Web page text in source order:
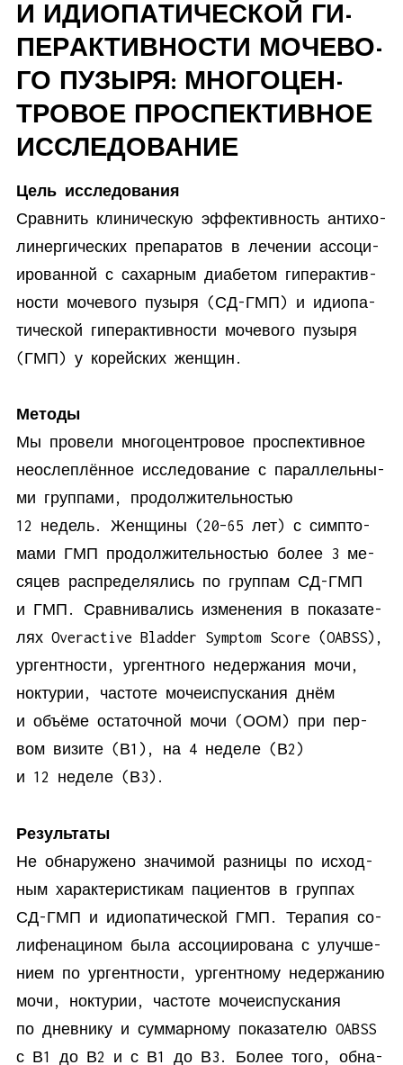
И ИДИО­ПА­ТИ­ЧЕ­СКОЙ ГИ­
ПЕ­Р­АК­ТИВ­НО­СТИ МО­ЧЕ­ВО­
ГО ПУ­ЗЫ­РЯ: МНО­ГО­ЦЕН­
ТРО­ВОЕ ПРО­СПЕК­ТИВ­НОЕ
ИС­СЛЕ­ДО­ВАНИЕ
Цель ис­сле­до­вания
Срав­нить кли­ни­че­скую эф­фек­тив­ность ан­ти­хо­
ли­нер­ги­че­ских пре­па­ра­тов в ле­че­нии ас­со­ци­
и­ро­ван­ной с са­хар­ным диа­бе­том ги­пе­р­ак­тив­
но­сти мо­че­во­го пу­зы­ря (СД-ГМП) и идио­па­
ти­че­ской ги­пе­р­ак­тив­но­сти мо­че­во­го пу­зы­ря
(ГМП) у ко­рей­ских женщин.
Методы
Мы про­ве­ли мно­го­цен­тро­вое про­спек­тив­ное
неослеп­лён­ное ис­сле­до­ва­ние с па­рал­лель­ны­
ми груп­па­ми, про­дол­жи­тель­но­стью
12 недель. Жен­щи­ны (20–65 лет) с симп­то­
ма­ми ГМП про­дол­жи­тель­но­стью бо­лее 3 ме­
ся­цев рас­пре­де­ля­лись по груп­пам СД-ГМП
и ГМП. Срав­ни­ва­лись из­ме­не­ния в по­ка­за­те­
лях Overactive Bladder Symptom Score (OABSS),
ур­гент­но­сти, ур­гент­но­го недер­жа­ния мо­чи,
нок­ту­рии, ча­сто­те мо­че­ис­пус­ка­ния днём
и объ­ё­ме оста­точ­ной мо­чи (ООМ) при пер­
вом ви­зи­те (В1), на 4 неде­ле (В2)
и 12 неде­ле (В3).
Ре­зультаты
Не об­на­ру­же­но зна­чи­мой раз­ни­цы по ис­ход­
ным ха­рак­те­ри­сти­кам па­ци­ен­тов в груп­пах
СД-ГМП и идио­па­ти­че­ской ГМП. Те­ра­пия со­
ли­фе­на­ци­ном бы­ла ас­со­ци­и­ро­ва­на с улуч­ше­
ни­ем по ур­гент­но­сти, ур­гент­но­му недер­жа­нию
мо­чи, нок­ту­рии, ча­сто­те мо­че­ис­пус­ка­ния
по днев­ни­ку и сум­мар­но­му по­ка­за­те­лю OABSS
с В1 до В2 и с В1 до В3. Бо­лее то­го, об­на­